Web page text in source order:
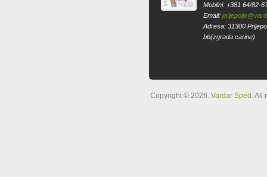
Mobilni: +381 64/82-
Email:
Adresa: 31300
bb(zgrada carine)
Copyright © 2026. Vardar Sped .